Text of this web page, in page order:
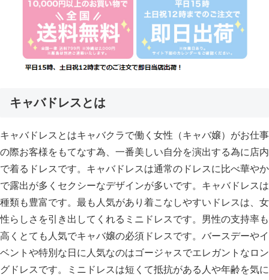
キャバドレスとは
キャバドレスとはキャバクラで働く女性（キャバ嬢）がお仕事
の際お客様をもてなす為、一番美しい自分を演出する為に店内
で着るドレスです。キャバドレスは通常のドレスに比べ華やか
で露出が多くセクシーなデザインが多いです。キャバドレスは
種類も豊富です。最も人気があり着こなしやすいドレスは、女
性らしさを引き出してくれるミニドレスです。男性の支持率も
高くとても人気でキャバ嬢の必須ドレスです。バースデーやイ
ベントや特別な日に人気なのはゴージャスでエレガントなロン
グドレスです。ミニドレスは短くて抵抗がある人や年齢を気に